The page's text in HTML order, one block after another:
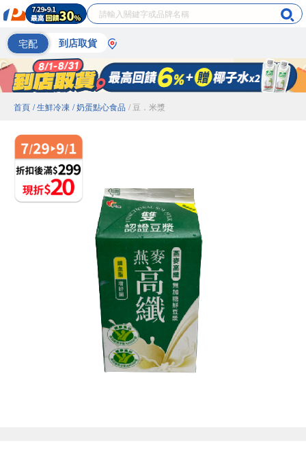
宅配 到店取貨
首頁 / 生鮮冷凍 / 奶蛋點心食品 / 豆．米漿